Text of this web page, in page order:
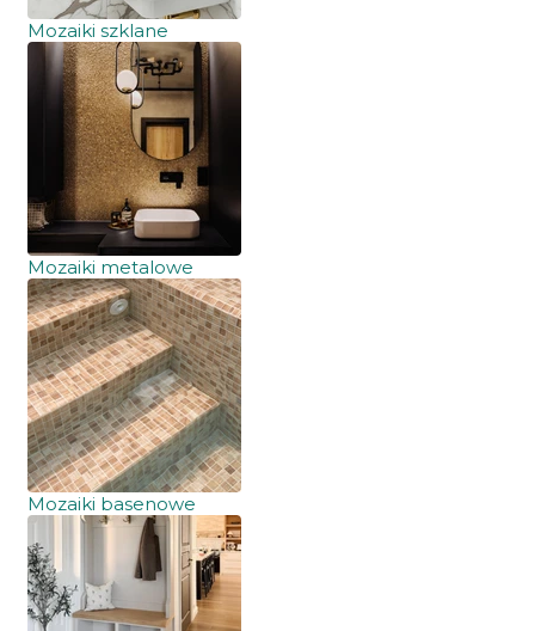
Mozaiki szklane
Mozaiki metalowe
Mozaiki basenowe